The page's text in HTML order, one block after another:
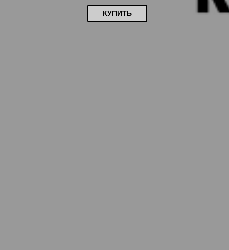
КУПИТЬ